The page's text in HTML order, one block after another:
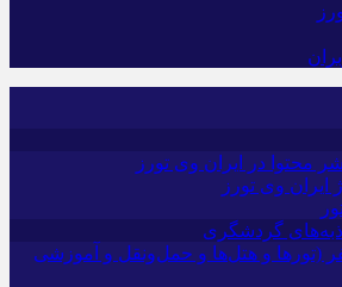
محتوا در ایران وی تورز
ایران وی تورز
گردشگری
(تورها و هتل‌ها و حمل‌و‌نقل و آموزشی